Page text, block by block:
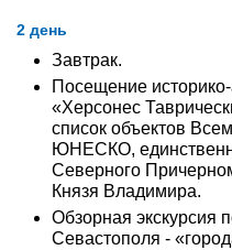
2 день
Завтрак.
Посещение
«Херсонес
список объектов
ЮНЕСКО,
Cеверного
Князя Владимира.
Обзорная экскурсия
Севастополя -